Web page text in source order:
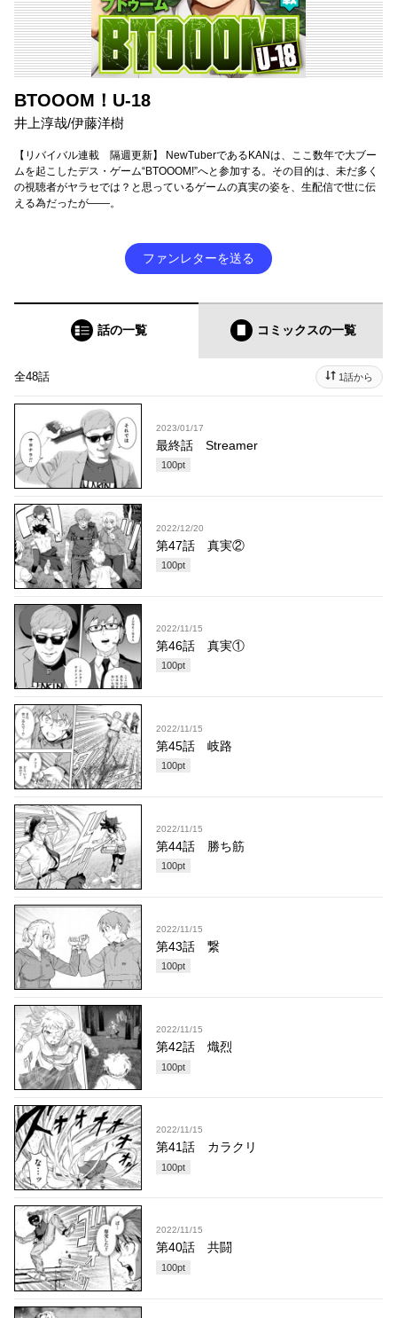
BTOOOM！U-18
井上淳哉/伊藤洋樹
【リバイバル連載 隔週更新】 NewTuberであるKANは、ここ数年で大ブー
ムを起こしたデス・ゲーム“BTOOOM!”へと参加する。その目的は、未だ多く
の視聴者がヤラセでは？と思っているゲームの真実の姿を、生配信で世に伝
える為だったが――。
ファンレターを送る
話の一覧 コミックスの一覧
全48話 1話から
2023/01/17
最終話 Streamer
100pt
2022/12/20
第47話 真実②
100pt
2022/11/15
第46話 真実①
100pt
2022/11/15
第45話 岐路
100pt
2022/11/15
第44話 勝ち筋
100pt
2022/11/15
第43話 繋
100pt
2022/11/15
第42話 熾烈
100pt
2022/11/15
第41話 カラクリ
100pt
2022/11/15
第40話 共闘
100pt